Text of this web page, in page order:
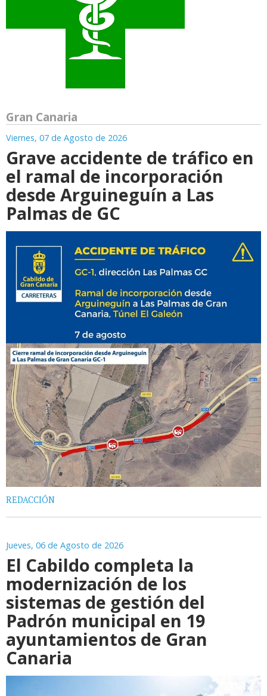
Gran Canaria
Viernes, 07 de Agosto de 2026
Grave accidente de tráfico en
el ramal de incorporación
desde Arguineguín a Las
Palmas de GC
REDACCIÓN
Jueves, 06 de Agosto de 2026
El Cabildo completa la
modernización de los
sistemas de gestión del
Padrón municipal en 19
ayuntamientos de Gran
Canaria